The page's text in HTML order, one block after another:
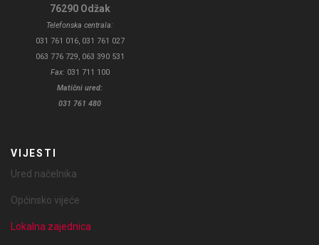
76290 Odžak
Telefonska centrala:
031 761 016, 031 761 027
063 776 729, 063 390 531
Fax: 031 711 100
Matični ured:
031 761 480
VIJESTI
Ured načelnika
Općinsko vijeće
Lokalna zajednica